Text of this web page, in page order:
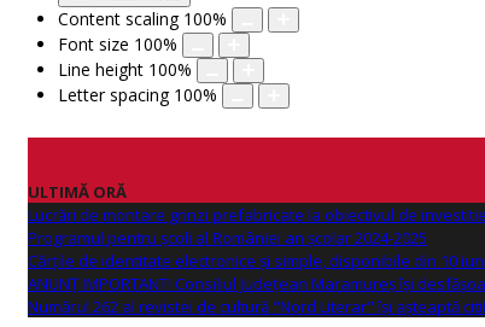
Content scaling 100%
Font size 100%
Line height 100%
Letter spacing 100%
ULTIMĂ ORĂ
Lucrări de montare grinzi prefabricate la obiectivul de investitie
Programul pentru școli al României an școlar 2024-2025
Cărțile de identitate electronice și simple, disponibile din 10
ANUNŢ IMPORTANT! Consiliul Județean Maramureș își
Numărul 262 al revistei de cultură "Nord Literar" își așteaptă